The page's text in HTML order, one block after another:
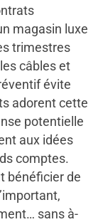
magasin luxe
trimestres
câbles et
évite
adorent cette
potentielle
aux idées
comptes.
bénéficier de
sans à-